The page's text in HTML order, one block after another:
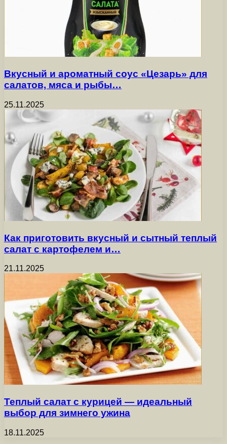
Вкусный и ароматный соус «Цезарь» для
салатов, мяса и рыбы…
25.11.2025
Как приготовить вкусный и сытный теплый
салат с картофелем и…
21.11.2025
Теплый салат с курицей — идеальный
выбор для зимнего ужина
18.11.2025